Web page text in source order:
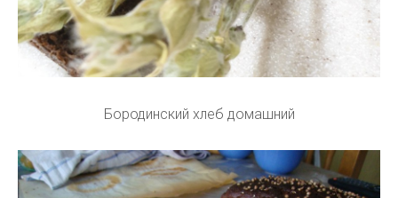
Бородинский хлеб домашний